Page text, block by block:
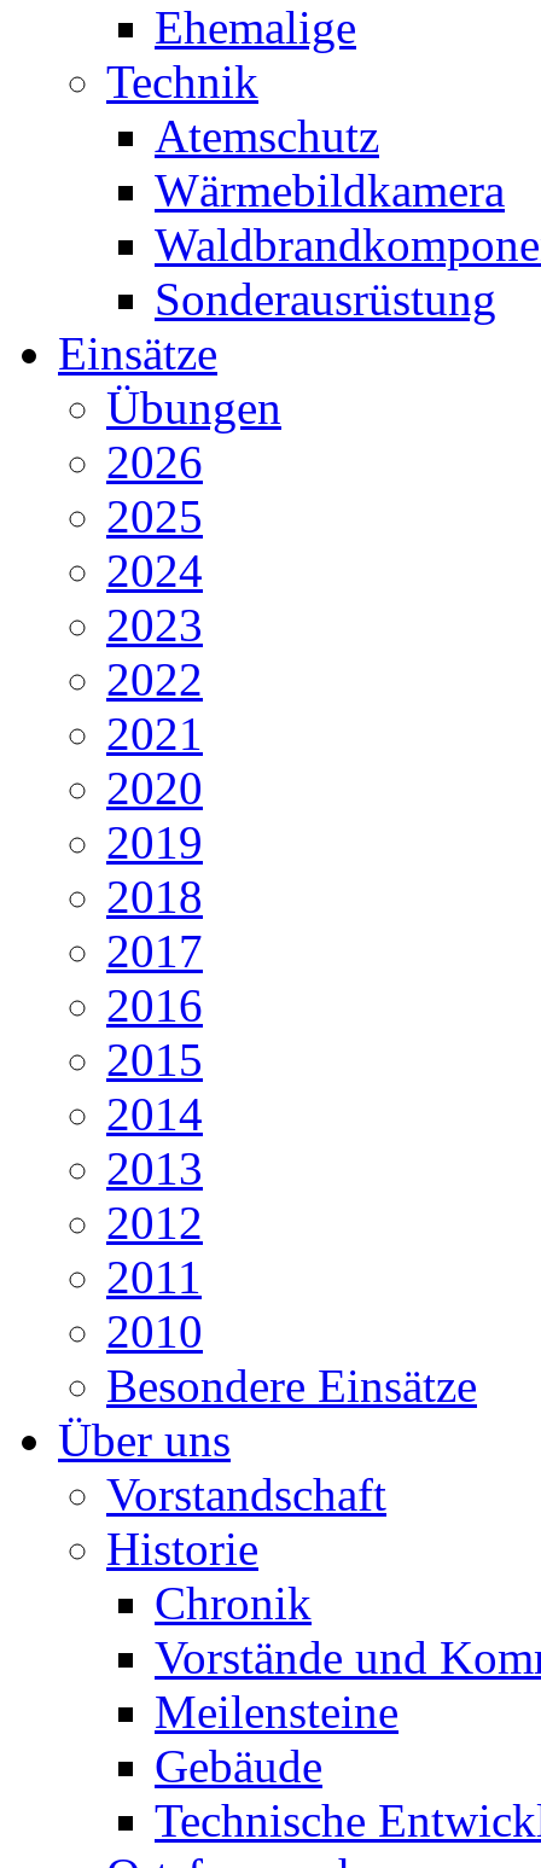
Ehemalige
Technik
Atemschutz
Wärmebildkamera
Sonderausrüstung
Einsätze
Übungen
2026
2025
2024
2023
2022
2021
2020
2019
2018
2017
2016
2015
2014
2013
2012
2011
2010
Besondere Einsätze
Über uns
Vorstandschaft
Historie
Chronik
Vorstände und
Meilensteine
Gebäude
Technische